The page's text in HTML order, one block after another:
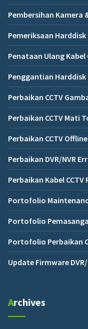
Pembersihan Kamera
Pemeriksaan Harddisk
Penataan Ulang Kabel
Penggantian Harddisk
Perbaikan CCTV
Perbaikan CCTV Mati
Perbaikan CCTV
Perbaikan DVR/NVR
Perbaikan Kabel CCTV
Portofolio
Portofolio
Portofolio Perbaikan
Update Firmware DVR/
Archives